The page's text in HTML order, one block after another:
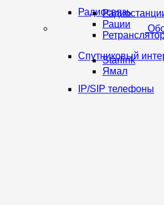
Радиосвязь
Рации
Спутниковый
Starlink
Ямал
IP/SIP телефоны